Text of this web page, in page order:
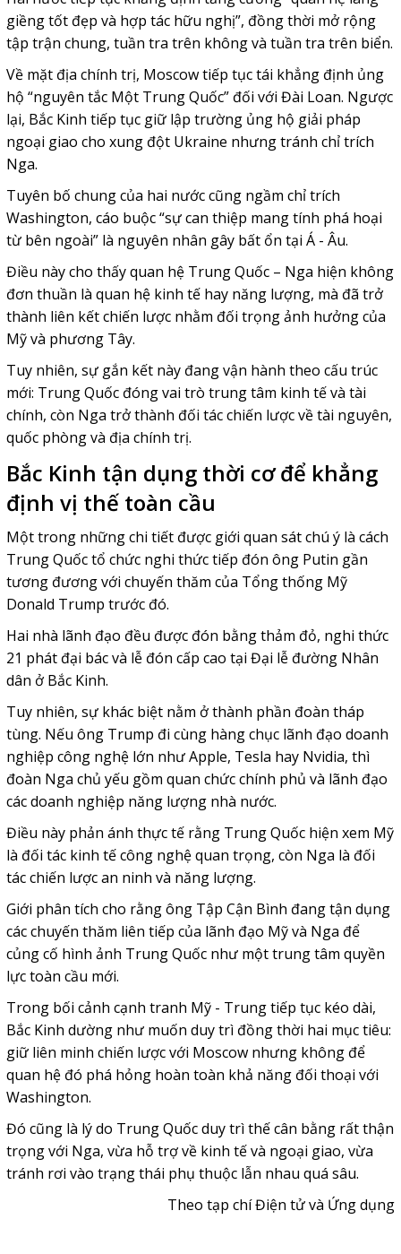
giềng tốt đẹp và hợp tác hữu nghị”, đồng thời mở rộng
tập trận chung, tuần tra trên không và tuần tra trên biển.
Về mặt địa chính trị, Moscow tiếp tục tái khẳng định ủng
hộ “nguyên tắc Một Trung Quốc” đối với Đài Loan. Ngược
lại, Bắc Kinh tiếp tục giữ lập trường ủng hộ giải pháp
ngoại giao cho xung đột Ukraine nhưng tránh chỉ trích
Nga.
Tuyên bố chung của hai nước cũng ngầm chỉ trích
Washington, cáo buộc “sự can thiệp mang tính phá hoại
từ bên ngoài” là nguyên nhân gây bất ổn tại Á - Âu.
Điều này cho thấy quan hệ Trung Quốc – Nga hiện không
đơn thuần là quan hệ kinh tế hay năng lượng, mà đã trở
thành liên kết chiến lược nhằm đối trọng ảnh hưởng của
Mỹ và phương Tây.
Tuy nhiên, sự gắn kết này đang vận hành theo cấu trúc
mới: Trung Quốc đóng vai trò trung tâm kinh tế và tài
chính, còn Nga trở thành đối tác chiến lược về tài nguyên,
quốc phòng và địa chính trị.
Bắc Kinh tận dụng thời cơ để khẳng
định vị thế toàn cầu
Một trong những chi tiết được giới quan sát chú ý là cách
Trung Quốc tổ chức nghi thức tiếp đón ông Putin gần
tương đương với chuyến thăm của Tổng thống Mỹ
Donald Trump trước đó.
Hai nhà lãnh đạo đều được đón bằng thảm đỏ, nghi thức
21 phát đại bác và lễ đón cấp cao tại Đại lễ đường Nhân
dân ở Bắc Kinh.
Tuy nhiên, sự khác biệt nằm ở thành phần đoàn tháp
tùng. Nếu ông Trump đi cùng hàng chục lãnh đạo doanh
nghiệp công nghệ lớn như Apple, Tesla hay Nvidia, thì
đoàn Nga chủ yếu gồm quan chức chính phủ và lãnh đạo
các doanh nghiệp năng lượng nhà nước.
Điều này phản ánh thực tế rằng Trung Quốc hiện xem Mỹ
là đối tác kinh tế công nghệ quan trọng, còn Nga là đối
tác chiến lược an ninh và năng lượng.
Giới phân tích cho rằng ông Tập Cận Bình đang tận dụng
các chuyến thăm liên tiếp của lãnh đạo Mỹ và Nga để
củng cố hình ảnh Trung Quốc như một trung tâm quyền
lực toàn cầu mới.
Trong bối cảnh cạnh tranh Mỹ - Trung tiếp tục kéo dài,
Bắc Kinh dường như muốn duy trì đồng thời hai mục tiêu:
giữ liên minh chiến lược với Moscow nhưng không để
quan hệ đó phá hỏng hoàn toàn khả năng đối thoại với
Washington.
Đó cũng là lý do Trung Quốc duy trì thế cân bằng rất thận
trọng với Nga, vừa hỗ trợ về kinh tế và ngoại giao, vừa
tránh rơi vào trạng thái phụ thuộc lẫn nhau quá sâu.
Theo tạp chí Điện tử và Ứng dụng